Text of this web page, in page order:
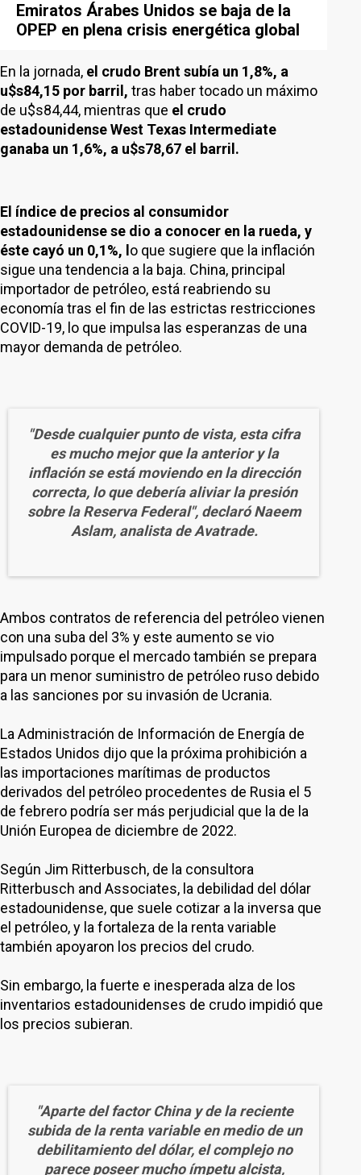
Emiratos Árabes Unidos se baja de la
OPEP en plena crisis energética global
En la jornada, el crudo Brent subía un 1,8%, a
u$s84,15 por barril, tras haber tocado un máximo
de u$s84,44, mientras que el crudo
estadounidense West Texas Intermediate
ganaba un 1,6%, a u$s78,67 el barril.
El índice de precios al consumidor
estadounidense se dio a conocer en la rueda, y
éste cayó un 0,1%, l o que sugiere que la inflación
sigue una tendencia a la baja. China, principal
importador de petróleo, está reabriendo su
economía tras el fin de las estrictas restricciones
COVID-19, lo que impulsa las esperanzas de una
mayor demanda de petróleo.
"Desde cualquier punto de vista, esta cifra
es mucho mejor que la anterior y la
inflación se está moviendo en la dirección
correcta, lo que debería aliviar la presión
sobre la Reserva Federal", declaró Naeem
Aslam, analista de Avatrade.
Ambos contratos de referencia del petróleo vienen
con una suba del 3% y este aumento se vio
impulsado porque el mercado también se prepara
para un menor suministro de petróleo ruso debido
a las sanciones por su invasión de Ucrania.
La Administración de Información de Energía de
Estados Unidos dijo que la próxima prohibición a
las importaciones marítimas de productos
derivados del petróleo procedentes de Rusia el 5
de febrero podría ser más perjudicial que la de la
Unión Europea de diciembre de 2022.
Según Jim Ritterbusch, de la consultora
Ritterbusch and Associates, la debilidad del dólar
estadounidense, que suele cotizar a la inversa que
el petróleo, y la fortaleza de la renta variable
también apoyaron los precios del crudo.
Sin embargo, la fuerte e inesperada alza de los
inventarios estadounidenses de crudo impidió que
los precios subieran.
"Aparte del factor China y de la reciente
subida de la renta variable en medio de un
debilitamiento del dólar, el complejo no
parece poseer mucho ímpetu alcista,